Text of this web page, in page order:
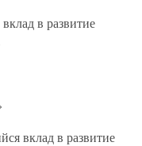
в развитие
вклад в развитие